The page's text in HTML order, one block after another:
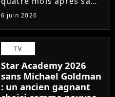
victoire à la Star
Academy, Ambre a
dévoilé J'me demande,
son premier single. Une
chanson arrivée
tardivement vis-à-vis
des carrières...
6 juin 2026
TV
Star Academy 2026
sans Michael Goldman
: un ancien gagnant